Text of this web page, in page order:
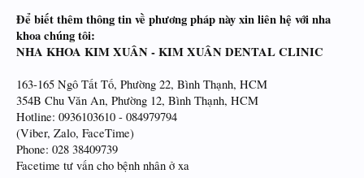
Để biết thêm thông tin về phương pháp này xin liên hệ với nha
khoa chúng tôi:
NHA KHOA KIM XUÂN - KIM XUÂN DENTAL CLINIC
163-165 Ngô Tất Tố, Phường 22, Bình Thạnh, HCM
354B Chu Văn An, Phường 12, Bình Thạnh, HCM
Hotline: 0936103610 - 084979794
(Viber, Zalo, FaceTime)
Phone: 028 38409739
Facetime tư vấn cho bệnh nhân ở xa